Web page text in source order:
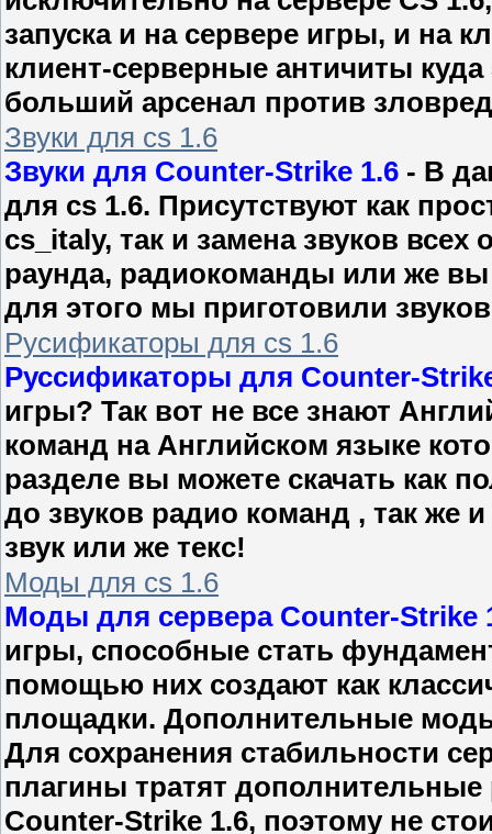
запуска и на сервере игры, и на
клиент-серверные античиты
больший арсенал против
Звуки для cs 1.6
Звуки для Counter-Strike 1.6 - В
для cs 1.6. Присутствуют как
cs_italy, так и замена звуков
раунда, радиокоманды или же вы
для этого мы приготовили
Русификаторы для cs 1.6
Руссификаторы для Counter-
игры? Так вот не все знают
команд на Английском языке
разделе вы можете скачать как
до звуков радио команд , так же
звук или же текс!
Моды для cs 1.6
Моды для сервера Counter-Strike
игры, способные стать
помощью них создают как
площадки. Дополнительные
Для сохранения стабильности
плагины тратят
Counter-Strike 1.6, поэтому не